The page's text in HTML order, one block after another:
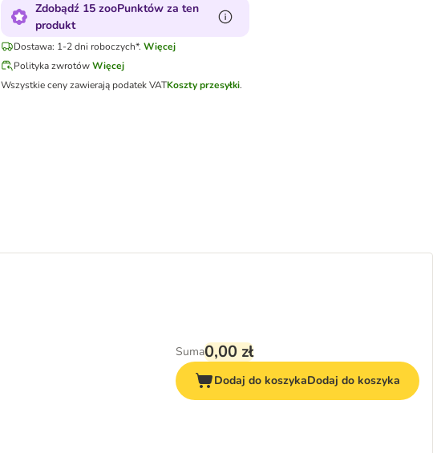
Zdobądź 15 zooPunktów za ten
produkt
Dostawa: 1-2 dni roboczych*. Więcej
Polityka zwrotów Więcej
Wszystkie ceny zawierają podatek VATKoszty przesyłki.
Suma0,00 zł
Dodaj do koszykaDodaj do koszyka